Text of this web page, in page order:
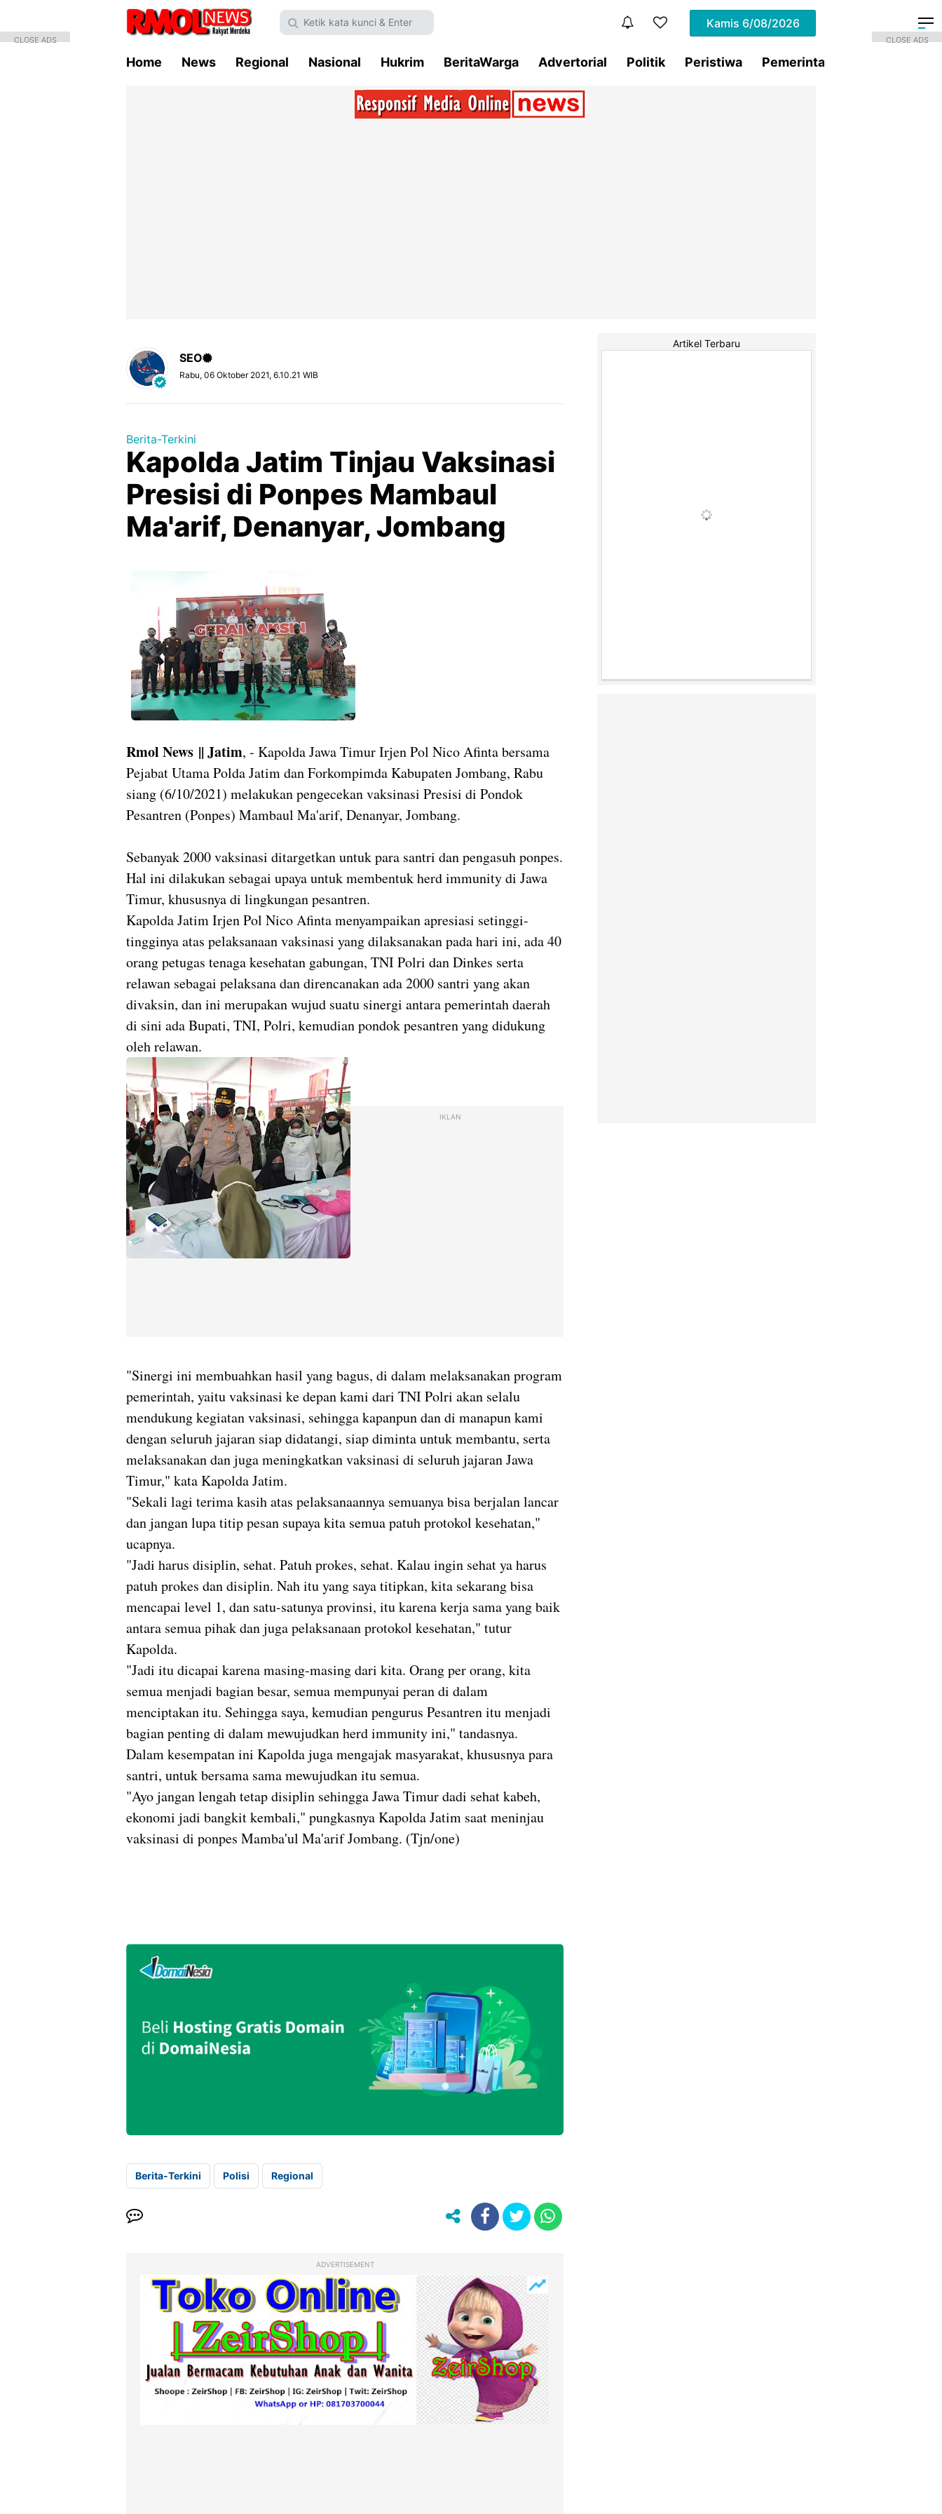
Kamis 6/08/2026
Home News Regional Nasional Hukrim BeritaWarga Advertorial Politik Peristiwa Pemerintahan
SEO
Rabu, 06 Oktober 2021, 6.10.21 WIB
Berita-Terkini
Kapolda Jatim Tinjau Vaksinasi
Presisi di Ponpes Mambaul
Ma'arif, Denanyar, Jombang
Rmol News || Jatim, - Kapolda Jawa Timur Irjen Pol Nico Afinta bersama
Pejabat Utama Polda Jatim dan Forkompimda Kabupaten Jombang, Rabu
siang (6/10/2021) melakukan pengecekan vaksinasi Presisi di Pondok
Pesantren (Ponpes) Mambaul Ma'arif, Denanyar, Jombang.
Sebanyak 2000 vaksinasi ditargetkan untuk para santri dan pengasuh ponpes.
Hal ini dilakukan sebagai upaya untuk membentuk herd immunity di Jawa
Timur, khususnya di lingkungan pesantren.
Kapolda Jatim Irjen Pol Nico Afinta menyampaikan apresiasi setinggi-
tingginya atas pelaksanaan vaksinasi yang dilaksanakan pada hari ini, ada 40
orang petugas tenaga kesehatan gabungan, TNI Polri dan Dinkes serta
relawan sebagai pelaksana dan direncanakan ada 2000 santri yang akan
divaksin, dan ini merupakan wujud suatu sinergi antara pemerintah daerah
di sini ada Bupati, TNI, Polri, kemudian pondok pesantren yang didukung
oleh relawan.
IKLAN
"Sinergi ini membuahkan hasil yang bagus, di dalam melaksanakan program
pemerintah, yaitu vaksinasi ke depan kami dari TNI Polri akan selalu
mendukung kegiatan vaksinasi, sehingga kapanpun dan di manapun kami
dengan seluruh jajaran siap didatangi, siap diminta untuk membantu, serta
melaksanakan dan juga meningkatkan vaksinasi di seluruh jajaran Jawa
Timur," kata Kapolda Jatim.
"Sekali lagi terima kasih atas pelaksanaannya semuanya bisa berjalan lancar
dan jangan lupa titip pesan supaya kita semua patuh protokol kesehatan,"
ucapnya.
"Jadi harus disiplin, sehat. Patuh prokes, sehat. Kalau ingin sehat ya harus
patuh prokes dan disiplin. Nah itu yang saya titipkan, kita sekarang bisa
mencapai level 1, dan satu-satunya provinsi, itu karena kerja sama yang baik
antara semua pihak dan juga pelaksanaan protokol kesehatan," tutur
Kapolda.
"Jadi itu dicapai karena masing-masing dari kita. Orang per orang, kita
semua menjadi bagian besar, semua mempunyai peran di dalam
menciptakan itu. Sehingga saya, kemudian pengurus Pesantren itu menjadi
bagian penting di dalam mewujudkan herd immunity ini," tandasnya.
Dalam kesempatan ini Kapolda juga mengajak masyarakat, khususnya para
santri, untuk bersama sama mewujudkan itu semua.
"Ayo jangan lengah tetap disiplin sehingga Jawa Timur dadi sehat kabeh,
ekonomi jadi bangkit kembali," pungkasnya Kapolda Jatim saat meninjau
vaksinasi di ponpes Mamba'ul Ma'arif Jombang. (Tjn/one)
Berita-Terkini Polisi Regional
ADVERTISEMENT
Artikel Terbaru
CLOSE ADS CLOSE ADS